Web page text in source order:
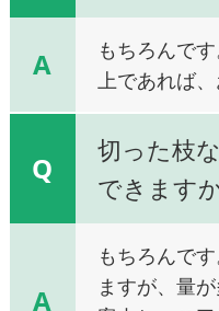
A
もちろんで
上であれば
Q
切った枝
できます
A
もちろんで
ますが、量